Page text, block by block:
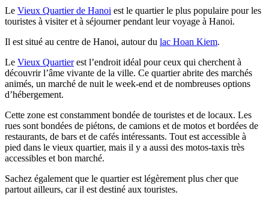
Le Vieux Quartier de Hanoi est le quartier le plus populaire pour les
touristes à visiter et à séjourner pendant leur voyage à Hanoi.
Il est situé au centre de Hanoi, autour du lac Hoan Kiem.
Le Vieux Quartierest l’endroit idéal pour ceux qui cherchent à
découvrir l’âme vivante de la ville. Ce quartier abrite des marchés
animés, un marché de nuit le week-end et de nombreuses options
d’hébergement.
Cette zone est constamment bondée de touristes et de locaux. Les
rues sont bondées de piétons, de camions et de motos et bordées de
restaurants, de bars et de cafés intéressants. Tout est accessible à
pied dans le vieux quartier, mais il y a aussi des motos-taxis très
accessibles et bon marché.
Sachez également que le quartier est légèrement plus cher que
partout ailleurs, car il est destiné aux touristes.